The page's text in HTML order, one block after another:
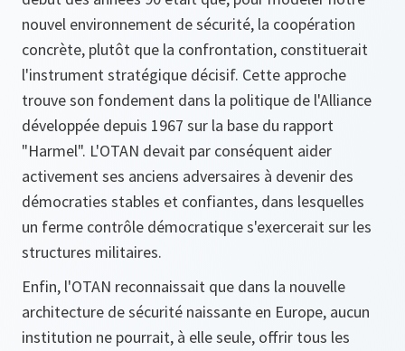
nouvel environnement de sécurité, la coopération
concrète, plutôt que la confrontation, constituerait
l'instrument stratégique décisif. Cette approche
trouve son fondement dans la politique de l'Alliance
développée depuis 1967 sur la base du rapport
"Harmel". L'OTAN devait par conséquent aider
activement ses anciens adversaires à devenir des
démocraties stables et confiantes, dans lesquelles
un ferme contrôle démocratique s'exercerait sur les
structures militaires.
Enfin, l'OTAN reconnaissait que dans la nouvelle
architecture de sécurité naissante en Europe, aucun
institution ne pourrait, à elle seule, offrir tous les